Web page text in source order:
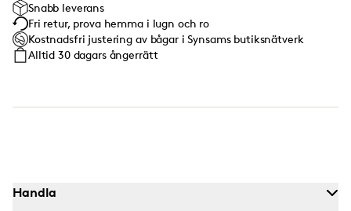
Snabb leverans
Fri retur, prova hemma i lugn och ro
Kostnadsfri justering av bågar i Synsams butiksnätverk
Alltid 30 dagars ångerrätt
Handla